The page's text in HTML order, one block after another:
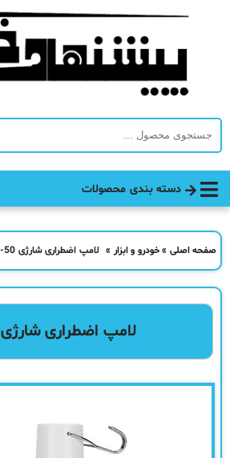
دسته بندی محصولات
صفحه اصلی »خودرو و ابزار » لامپ اضطراری شارژی V-50
لامپ اضطراری شارژی V-50